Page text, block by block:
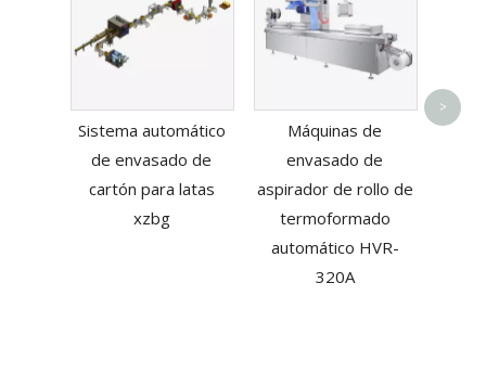
Sistema automático
de envasado de
cartón para latas
xzbg
Máquinas de
envasado de
aspirador de rollo de
termoformado
automático HVR-
320A
>